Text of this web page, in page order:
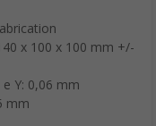
x 100 x 100 mm +/-
Y: 0,06 mm
mm